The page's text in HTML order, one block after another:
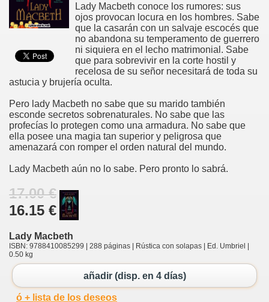
Lady Macbeth conoce los rumores: sus
ojos provocan locura en los hombres. Sabe
que la casarán con un salvaje escocés que
no abandona su temperamento de guerrero
ni siquiera en el lecho matrimonial. Sabe
que para sobrevivir en la corte hostil y
recelosa de su señor necesitará de toda su
astucia y brujería oculta.
Pero lady Macbeth no sabe que su marido también
esconde secretos sobrenaturales. No sabe que las
profecías lo protegen como una armadura. No sabe que
ella posee una magia tan superior y peligrosa que
amenazará con romper el orden natural del mundo.
Lady Macbeth aún no lo sabe. Pero pronto lo sabrá.
17.00 €
16.15 €
Lady Macbeth
ISBN: 9788410085299 | 288 páginas | Rústica con solapas | Ed. Umbriel |
0.50 kg
añadir (disp. en 4 días)
ó + lista de los deseos